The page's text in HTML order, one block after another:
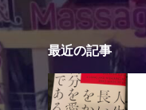
最近の記事